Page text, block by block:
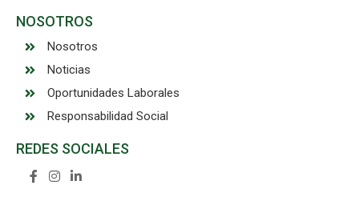
NOSOTROS
Nosotros
Noticias
Oportunidades Laborales
Responsabilidad Social
REDES SOCIALES